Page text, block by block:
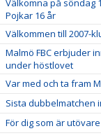
Välkomna på söndag
Pojkar 16 år
Välkommen till 2007-
Malmö FBC erbjuder
under höstlovet
Var med och ta fram
Sista dubbelmatchen
För dig som är